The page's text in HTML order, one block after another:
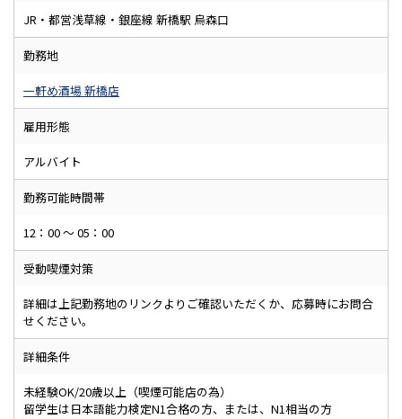
JR・都営浅草線・銀座線 新橋駅 烏森口
勤務地
一軒め酒場 新橋店
雇用形態
アルバイト
勤務可能時間帯
12：00 ～ 05：00
受動喫煙対策
詳細は上記勤務地のリンクよりご確認いただくか、応募時にお問合
せください。
詳細条件
未経験OK/20歳以上（喫煙可能店の為）
留学生は日本語能力検定N1合格の方、または、N1相当の方